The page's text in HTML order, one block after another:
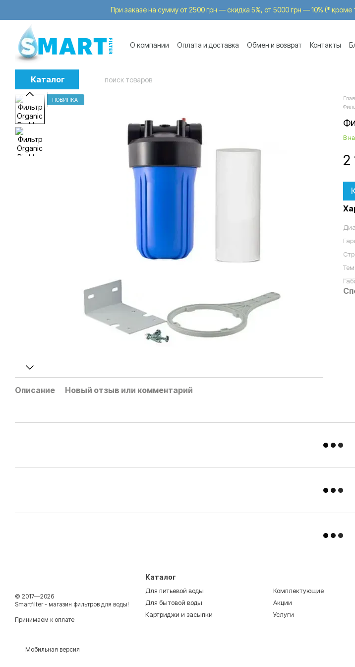
При заказе на сумму от 2500 грн — скидка 5%, от 5000 грн — 10% (*
О компании Оплата и доставка Обмен и возврат Контакты
Каталог
НОВИНКА
Описание Новый отзыв или комментарий
В
2
© 2017—2026
Smartfilter - магазин фильтров для воды!
Принимаем к оплате
Мобильная версия
Каталог
Для питьевой воды
Для бытовой воды
Картриджи и засыпки
Комплектующие
Акции
Услуги